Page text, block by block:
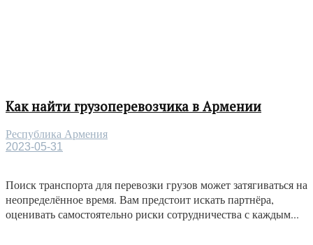
Как найти грузоперевозчика в Армении
Республика Армения
2023-05-31
Поиск транспорта для перевозки грузов может затягиваться на
неопределённое время. Вам предстоит искать партнёра,
оценивать самостоятельно риски сотрудничества с каждым...